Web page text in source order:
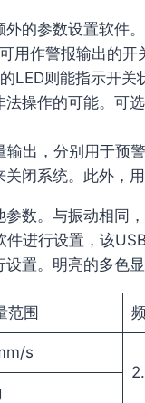
的参数设置软件
用作警报输出的
LED则能指示开关
操作的可能。可
出，分别用于预
闭系统。此外，
数。与振动相同
进行设置，该
置。明亮的多色
范围
s